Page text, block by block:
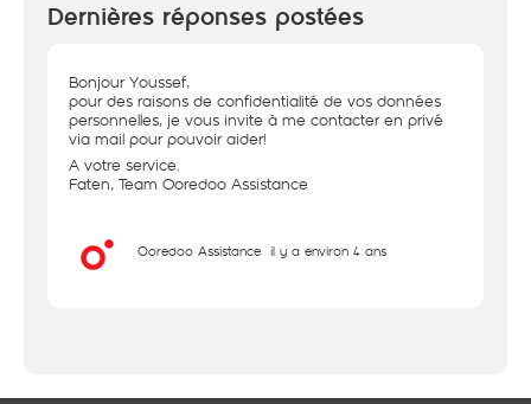
Dernières réponses postées
Bonjour Youssef,
pour des raisons de confidentialité de vos données
personnelles, je vous invite à me contacter en privé
via mail pour pouvoir aider!
A votre service.
Faten, Team Ooredoo Assistance
Ooredoo Assistance il y a environ 4 ans